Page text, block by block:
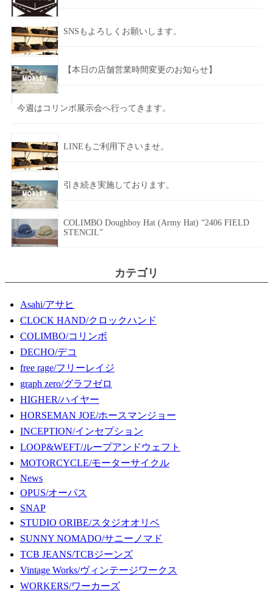
SNSもよろしくお願いします。
【本日の店舗営業時間変更のお知らせ】
今週はコリンボ展示会へ行ってきます。
LINEもご利用下さいませ。
引き続き実施しております。
COLIMBO Doughboy Hat (Army Hat) “2406 FIELD
STENCIL”
カテゴリ
Asahi/アサヒ
CLOCK HAND/クロックハンド
COLIMBO/コリンボ
DECHO/デコ
free rage/フリーレイジ
graph zero/グラフゼロ
HIGHER/ハイヤー
HORSEMAN JOE/ホースマンジョー
INCEPTION/インセプション
LOOP&WEFT/ループアンドウェフト
MOTORCYCLE/モーターサイクル
News
OPUS/オーパス
SNAP
STUDIO ORIBE/スタジオオリベ
SUNNY NOMADO/サニーノマド
TCB JEANS/TCBジーンズ
Vintage Works/ヴィンテージワークス
WORKERS/ワーカーズ